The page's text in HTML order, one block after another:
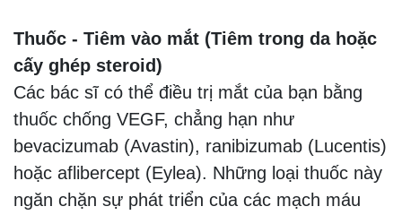
Thuốc - Tiêm vào mắt (Tiêm trong da hoặc
cấy ghép steroid)
Các bác sĩ có thể điều trị mắt của bạn bằng
thuốc chống VEGF, chẳng hạn như
bevacizumab (Avastin), ranibizumab (Lucentis)
hoặc aflibercept (Eylea). Những loại thuốc này
ngăn chặn sự phát triển của các mạch máu